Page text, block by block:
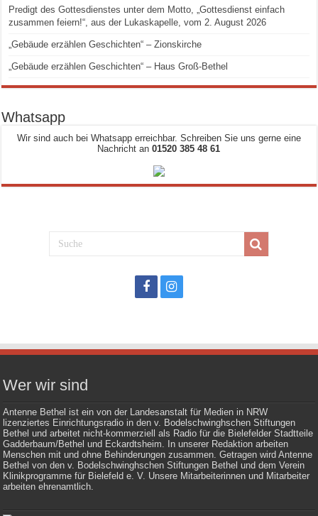
Predigt des Gottesdienstes unter dem Motto, „Gottesdienst einfach
zusammen feiern!“, aus der Lukaskapelle, vom 2. August 2026
„Gebäude erzählen Geschichten“ – Zionskirche
„Gebäude erzählen Geschichten“ – Haus Groß-Bethel
Whatsapp
Wir sind auch bei Whatsapp erreichbar. Schreiben Sie uns gerne eine
Nachricht an01520 385 48 61
Wer wir sind
Antenne Bethel ist ein von der Landesanstalt für Medien in NRW
lizenziertes Einrichtungsradio in den v. Bodelschwinghschen Stiftungen
Bethel und arbeitet nicht-kommerziell als Radio für die Bielefelder Stadtteile
Gadderbaum/Bethel und Eckardtsheim. In unserer Redaktion arbeiten
Menschen mit und ohne Behinderungen zusammen. Getragen wird Antenne
Bethel von den v. Bodelschwinghschen Stiftungen Bethel und dem Verein
Klinikprogramme für Bielefeld e. V. Unsere Mitarbeiterinnen und Mitarbeiter
arbeiten ehrenamtlich.